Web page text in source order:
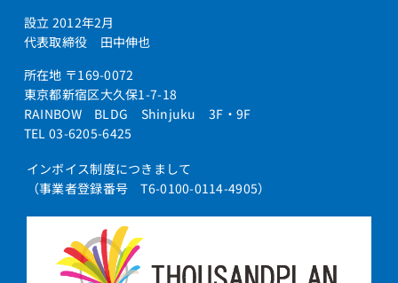
設立 2012年2月
代表取締役 田中伸也
所在地 〒169-0072
東京都新宿区大久保1-7-18
RAINBOW BLDG Shinjuku 3F・9F
TEL 03-6205-6425
インボイス制度につきまして
（事業者登録番号 T6-0100-0114-4905）